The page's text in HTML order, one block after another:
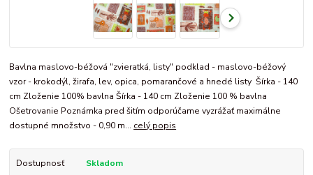
Bavlna maslovo-béžová "zvieratká, listy" podklad - maslovo-béžový
vzor - krokodýl, žirafa, lev, opica, pomarančové a hnedé listy Šírka - 140
cm Zloženie 100% bavlna Šírka - 140 cm Zloženie 100 % bavlna
Ošetrovanie Poznámka pred šitím odporúčame vyzrážať maximálne
dostupné množstvo - 0,90 m... celý popis
Dostupnosť Skladom